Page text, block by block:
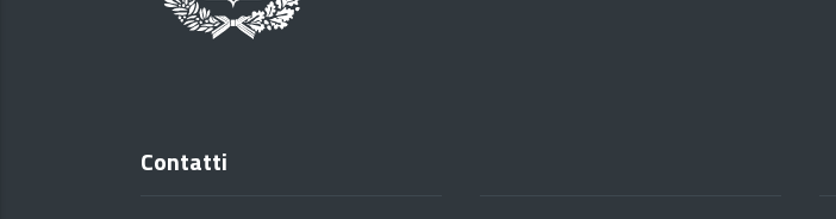
Contatti